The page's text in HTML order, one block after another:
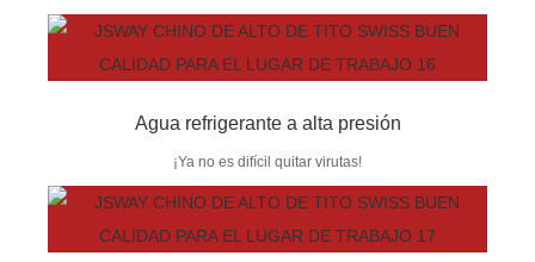
Agua refrigerante a alta presión
¡Ya no es difícil quitar virutas!